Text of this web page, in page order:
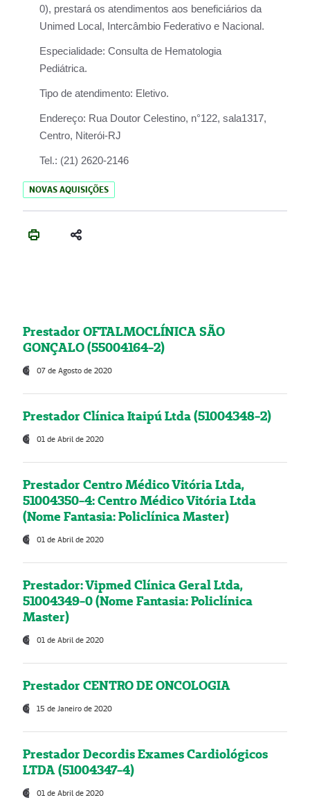
0), prestará os atendimentos aos beneficiários da
Unimed Local, Intercâmbio Federativo e Nacional.
Especialidade: Consulta de Hematologia
Pediátrica.
Tipo de atendimento: Eletivo.
Endereço: Rua Doutor Celestino, n°122, sala1317,
Centro, Niterói-RJ
Tel.: (21) 2620-2146
NOVAS AQUISIÇÕES
Prestador OFTALMOCLÍNICA SÃO
GONÇALO (55004164-2)
07 de Agosto de 2020
Prestador Clínica Itaipú Ltda (51004348-2)
01 de Abril de 2020
Prestador Centro Médico Vitória Ltda,
51004350-4: Centro Médico Vitória Ltda
(Nome Fantasia: Policlínica Master)
01 de Abril de 2020
Prestador: Vipmed Clínica Geral Ltda,
51004349-0 (Nome Fantasia: Policlínica
Master)
01 de Abril de 2020
Prestador CENTRO DE ONCOLOGIA
15 de Janeiro de 2020
Prestador Decordis Exames Cardiológicos
LTDA (51004347-4)
01 de Abril de 2020